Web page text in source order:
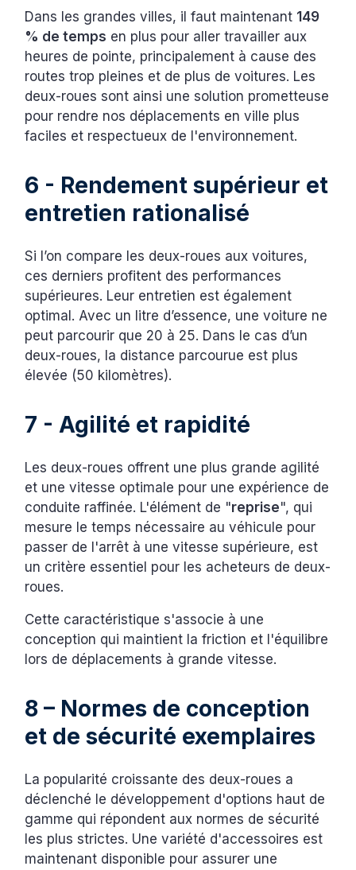
Dans les grandes villes, il faut maintenant 149
% de temps en plus pour aller travailler aux
heures de pointe, principalement à cause des
routes trop pleines et de plus de voitures. Les
deux-roues sont ainsi une solution prometteuse
pour rendre nos déplacements en ville plus
faciles et respectueux de l'environnement.
6 - Rendement supérieur et
entretien rationalisé
Si l’on compare les deux-roues aux voitures,
ces derniers profitent des performances
supérieures. Leur entretien est également
optimal. Avec un litre d’essence, une voiture ne
peut parcourir que 20 à 25. Dans le cas d’un
deux-roues, la distance parcourue est plus
élevée (50 kilomètres).
7 - Agilité et rapidité
Les deux-roues offrent une plus grande agilité
et une vitesse optimale pour une expérience de
conduite raffinée. L'élément de "reprise", qui
mesure le temps nécessaire au véhicule pour
passer de l'arrêt à une vitesse supérieure, est
un critère essentiel pour les acheteurs de deux-
roues.
Cette caractéristique s'associe à une
conception qui maintient la friction et l'équilibre
lors de déplacements à grande vitesse.
8 – Normes de conception
et de sécurité exemplaires
La popularité croissante des deux-roues a
déclenché le développement d'options haut de
gamme qui répondent aux normes de sécurité
les plus strictes. Une variété d'accessoires est
maintenant disponible pour assurer une